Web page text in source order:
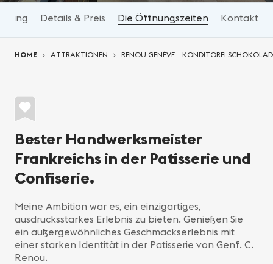
Details & Preis Die Öffnungszeiten Kontakt
HOME ATTRAKTIONEN RENOU GENÈVE – KONDITOREI
Bester Handwerksmeister
Frankreichs in der Patisserie und
Confiserie.
Meine Ambition war es, ein einzigartiges,
ausdrucksstarkes Erlebnis zu bieten. Genießen Sie
ein außergewöhnliches Geschmackserlebnis mit
einer starken Identität in der Patisserie von Genf. C.
Renou.